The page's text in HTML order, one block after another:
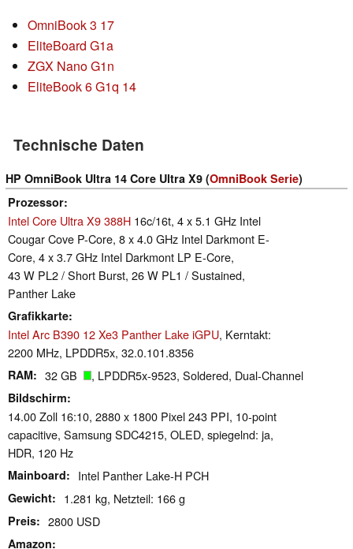
OmniBook 3 17
EliteBoard G1a
ZGX Nano G1n
EliteBook 6 G1q 14
Technische Daten
HP OmniBook Ultra 14 Core Ultra X9 (OmniBook Serie)
Prozessor
Intel Core Ultra X9 388H 16c/16t, 4 x 5.1 GHz Intel
Cougar Cove P-Core, 8 x 4.0 GHz Intel Darkmont E-
Core, 4 x 3.7 GHz Intel Darkmont LP E-Core,
43 W PL2 / Short Burst, 26 W PL1 / Sustained,
Panther Lake
Grafikkarte
Intel Arc B390 12 Xe3 Panther Lake iGPU, Kerntakt:
2200 MHz, LPDDR5x, 32.0.101.8356
RAM 32 GB , LPDDR5x-9523, Soldered, Dual-Channel
Bildschirm
14.00 Zoll 16:10, 2880 x 1800 Pixel 243 PPI, 10-point
capacitive, Samsung SDC4215, OLED, spiegelnd: ja,
HDR, 120 Hz
Mainboard Intel Panther Lake-H PCH
Gewicht 1.281 kg, Netzteil: 166 g
Preis 2800 USD
Amazon